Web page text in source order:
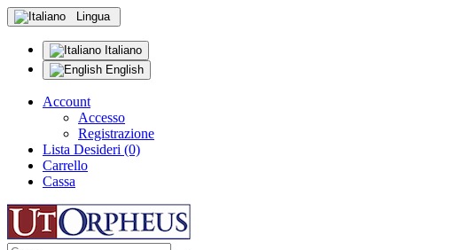
Lingua
Italiano
English
Account
Accesso
Registrazione
Lista Desideri (0)
Carrello
Cassa